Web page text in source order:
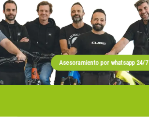
Asesoramiento por whatsapp 24/7